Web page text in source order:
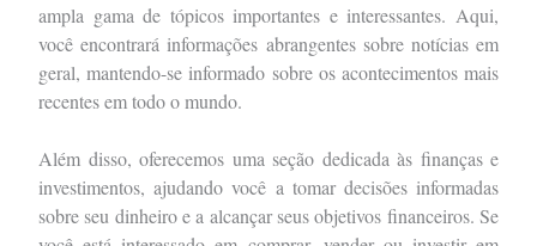
ampla gama de tópicos importantes e interessantes. Aqui,
você encontrará informações abrangentes sobre notícias em
geral, mantendo-se informado sobre os acontecimentos mais
recentes em todo o mundo.
Além disso, oferecemos uma seção dedicada às finanças e
investimentos, ajudando você a tomar decisões informadas
sobre seu dinheiro e a alcançar seus objetivos financeiros. Se